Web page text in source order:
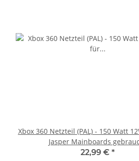
Xbox 360 Netzteil (PAL) - 150 Watt
Jasper Mainboards
22,99 € *